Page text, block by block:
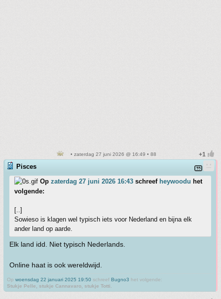
• zaterdag 27 juni 2026 @ 16:49 • 88
Pisces
Op zaterdag 27 juni 2026 16:43 schreef heywoodu het
volgende:
[..]
Sowieso is klagen wel typisch iets voor Nederland en bijna elk
ander land op aarde.
Elk land idd. Niet typisch Nederlands.
Online haat is ook wereldwijd.
Op woensdag 22 januari 2025 19:50 schreef Bugno3 het volgende:
Stukje Pelle, stukje Cannavaro, stukje Totti.